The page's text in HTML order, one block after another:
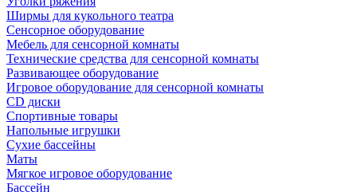
Ширмы для кукольного театра
Сенсорное оборудование
Мебель для сенсорной комнаты
Технические средства для сенсорной комнаты
Развивающее оборудование
Игровое оборудование для сенсорной комнаты
CD диски
Спортивные товары
Напольные игрушки
Сухие бассейны
Маты
Мягкое игровое оборудование
Бассейн